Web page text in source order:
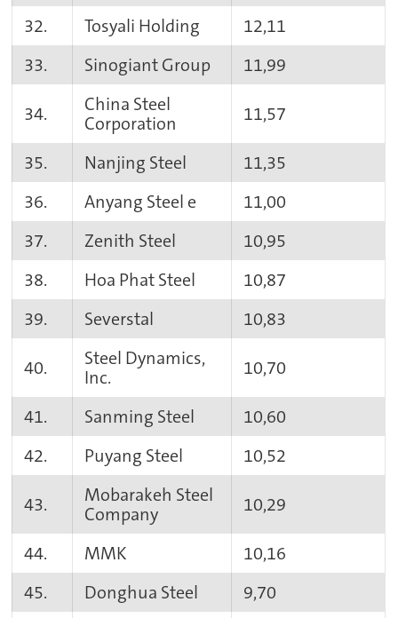
32.
Tosyali Holding
12,11
33.
Sinogiant Group 11,99
34.
China Steel
Corporation
11,57
35. Nanjing Steel
11,35
36.
Anyang Steel e
11,00
37.
Zenith Steel
10,95
38.
Hoa Phat Steel
10,87
39.
Severstal 10,83
40.
Steel Dynamics,
Inc.
10,70
41. Sanming Steel
10,60
42.
Puyang Steel 10,52
43.
Mobarakeh Steel
Company
10,29
44. MMK
10,16
45.
Donghua Steel 9,70